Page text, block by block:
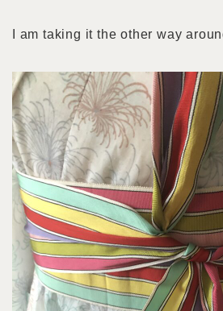
I am taking it the other way